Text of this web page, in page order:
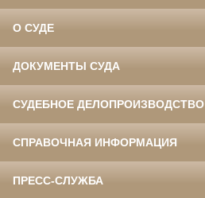
О СУДЕ
ДОКУМЕНТЫ СУДА
СУДЕБНОЕ ДЕЛОПРОИЗВОДСТВО
СПРАВОЧНАЯ ИНФОРМАЦИЯ
ПРЕСС-СЛУЖБА